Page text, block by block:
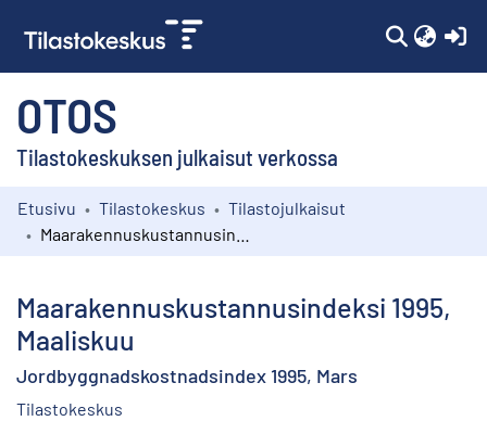
OTOS
Tilastokeskuksen julkaisut verkossa
Kokoelmat
Etusivu Tilastokeskus
Tilastojulkaisut
Maarakennuskustannusindeksi 1995,
Maaliskuu
Jordbyggnadskostnadsindex 1995, Mars
Tilastokeskus